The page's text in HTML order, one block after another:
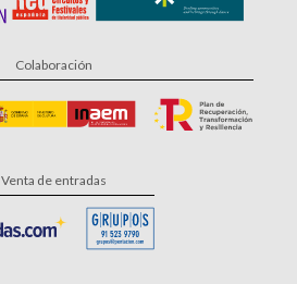
Colaboración
Venta de entradas